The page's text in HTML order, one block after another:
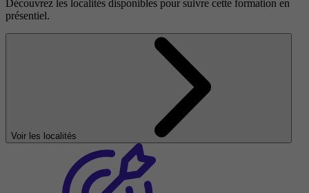
Découvrez les localités disponibles pour suivre cette formation en
présentiel.
Voir les localités